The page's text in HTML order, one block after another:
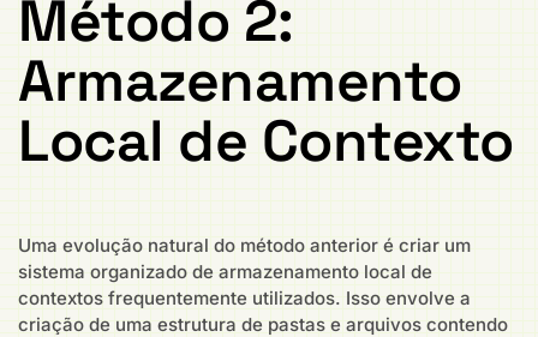
Método 2:
Armazenamento
Local de Contexto
Uma evolução natural do método anterior é criar um
sistema organizado de armazenamento local de
contextos frequentemente utilizados. Isso envolve a
criação de uma estrutura de pastas e arquivos contendo